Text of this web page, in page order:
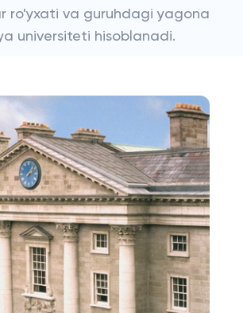
ro'yxati va guruhdagi yagona
universiteti hisoblanadi.